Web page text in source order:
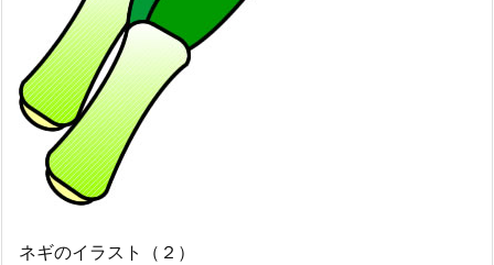
ネギのイラスト（２）